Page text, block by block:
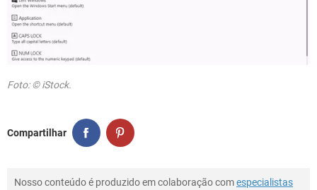
Foto: © iStock.
Compartilhar
Nosso conteúdo é produzido em colaboração comespecialistas